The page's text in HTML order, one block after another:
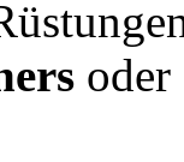
oder